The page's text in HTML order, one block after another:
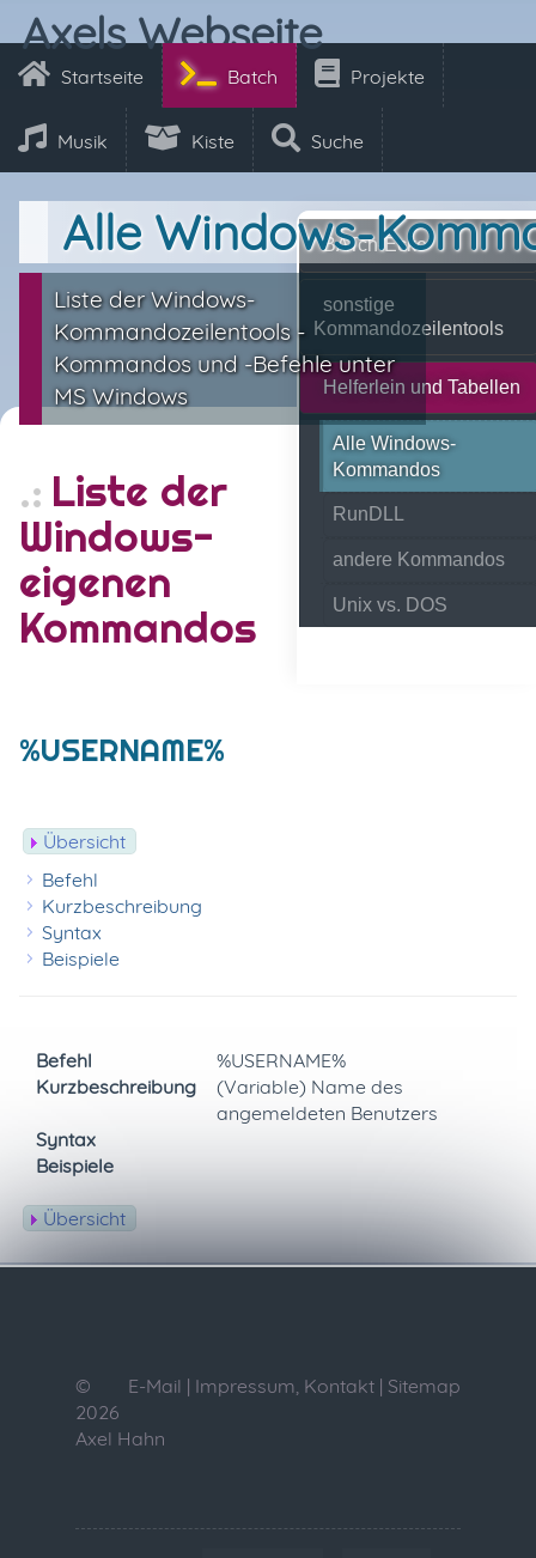
Axels Webseite
Startseite Batch Projekte
Musik Kiste Suche
BATch-Ecke
sonstige
Kommandozeilentools
Helferlein und Tabellen
Alle Windows-
Kommandos
RunDLL
andere Kommandos
Unix vs. DOS
Alle Windows-
Liste der Windows-
Kommandozeilentools -
Kommandos und -Befehle unter
MS Windows
Liste der
Windows-
eigenen
Kommandos
%USERNAME%
Übersicht
Befehl
Kurzbeschreibung
Syntax
Beispiele
Befehl
%USERNAME%
Kurzbeschreibung
(Variable) Name des
angemeldeten Benutzers
Syntax
Beispiele
Übersicht
E-Mail | Impressum, Kontakt | Sitemap
©
2026
Axel Hahn